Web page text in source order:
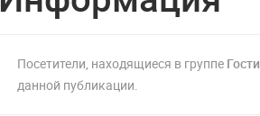
Посетители, находящиеся в группе Гости
данной публикации.